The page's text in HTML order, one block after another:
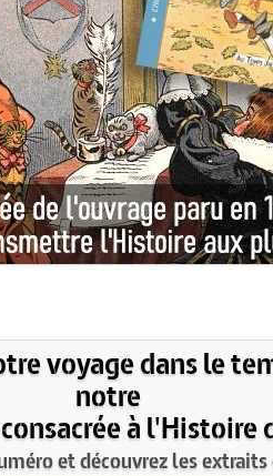
voyage dans le
notre
à l'Histoire
et découvrez les